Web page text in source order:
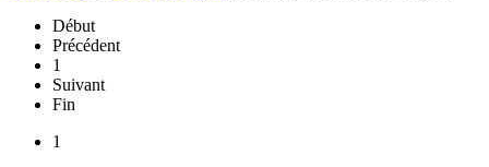
Début
Précédent
1
Suivant
Fin
1